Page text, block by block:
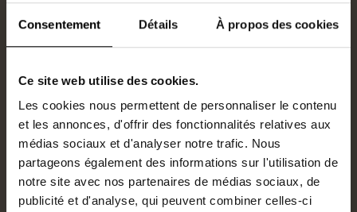
Consentement Détails À propos des cookies
Ce site web utilise des cookies.
Les cookies nous permettent de personnaliser le contenu
et les annonces, d'offrir des fonctionnalités relatives aux
médias sociaux et d'analyser notre trafic. Nous
partageons également des informations sur l'utilisation de
notre site avec nos partenaires de médias sociaux, de
publicité et d'analyse, qui peuvent combiner celles-ci
Président
0240477026
a.david@lestoits.fr
Je suis intéressé par ce bien.